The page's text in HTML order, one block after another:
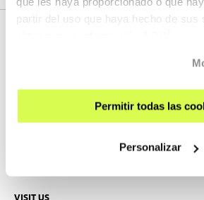
partir del uso que haya hecho de sus
Permitir todas las
Personalizar
SIGN UP FOR THE NEWSLETTER